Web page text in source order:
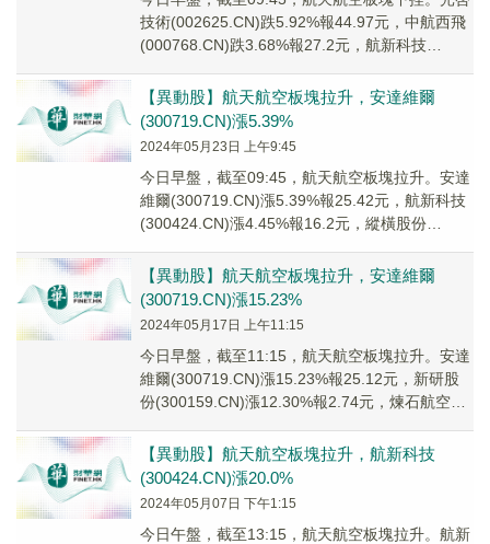
技術(002625.CN)跌5.92%報44.97元，中航西飛
(000768.CN)跌3.68%報27.2元，航新科技
【異動股】航天航空板塊拉升，安達維爾
(300719.CN)漲5.39%
2024年05月23日 上午9:45
今日早盤，截至09:45，航天航空板塊拉升。安達
維爾(300719.CN)漲5.39%報25.42元，航新科技
(300424.CN)漲4.45%報16.2元，縱橫股份
【異動股】航天航空板塊拉升，安達維爾
(300719.CN)漲15.23%
2024年05月17日 上午11:15
今日早盤，截至11:15，航天航空板塊拉升。安達
維爾(300719.CN)漲15.23%報25.12元，新研股
份(300159.CN)漲12.30%報2.74元，煉石航空
【異動股】航天航空板塊拉升，航新科技
(300424.CN)漲20.0%
2024年05月07日 下午1:15
今日午盤，截至13:15，航天航空板塊拉升。航新